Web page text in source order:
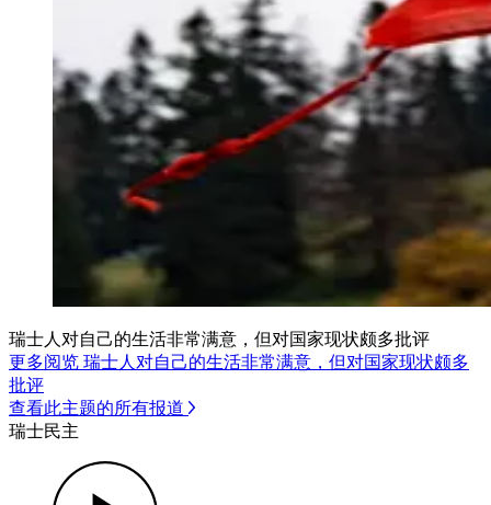
瑞士人对自己的生活非常满意，但对国家现状颇多批评
更多阅览 瑞士人对自己的生活非常满意，但对国家现状颇多
批评
查看此主题的所有报道
瑞士民主